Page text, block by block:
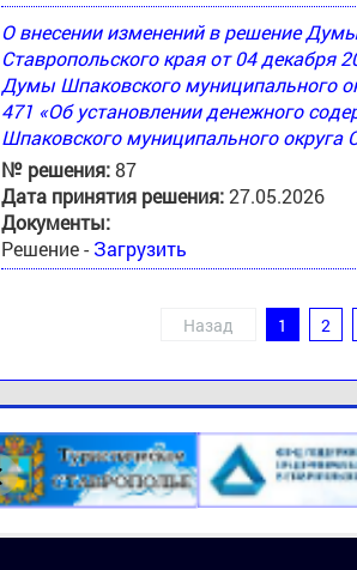
О внесении изменений в решение
Ставропольского края от 04 декабря
Думы Шпаковского муниципального
471 «Об установлении денежного
Шпаковского муниципального округа
№ решения:87
Дата принятия решения:27.05.2026
Документы:
Решение - Загрузить
Назад 1 2